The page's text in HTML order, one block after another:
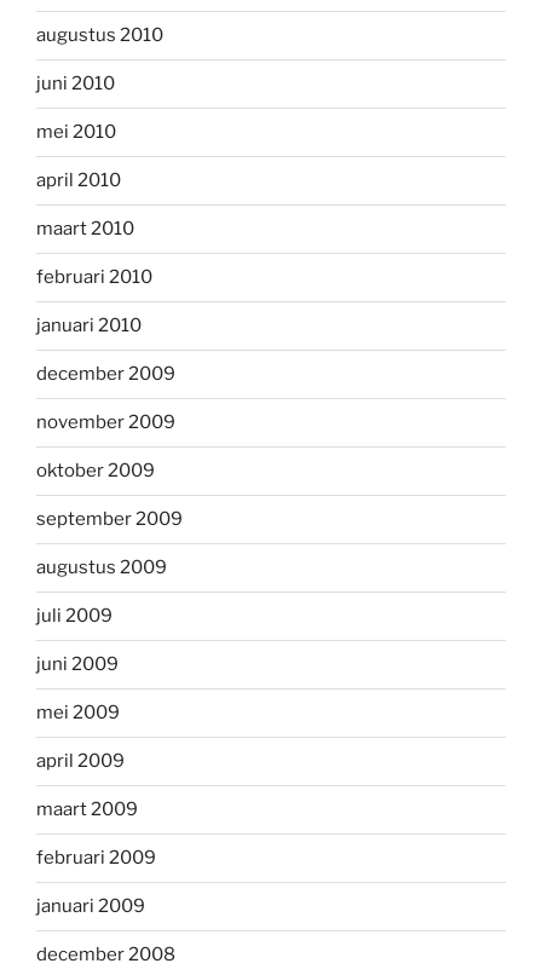
augustus 2010
juni 2010
mei 2010
april 2010
maart 2010
februari 2010
januari 2010
december 2009
november 2009
oktober 2009
september 2009
augustus 2009
juli 2009
juni 2009
mei 2009
april 2009
maart 2009
februari 2009
januari 2009
december 2008